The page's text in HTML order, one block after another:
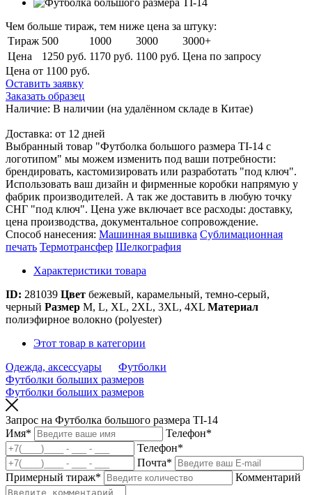
Чем больше тираж, тем ниже цена за штуку:
Тираж 500 1000 3000
3000+
Цена
1250 руб. 1170 руб. 1100 руб. Цена по запросу
Цена от 1100 руб.
Оставить заявку
Заказать образец
Наличие: В наличии (на удалённом складе в Китае)
Доставка: от 12 дней
Выбранный товар "Футболка большого размера TI-14 с
логотипом" мы можем изменить под ваши потребности:
брендировать, кастомизировать или разработать "под ключ".
Использовать ваш дизайн и фирменные коробки напрямую у
фабрик производителей. А так же доставить в любую точку
СНГ "под ключ". Цена уже включает все расходы: доставку,
цена производства, документальное сопровождение.
Способ нанесения: Машинная вышивка Сублимационная
печать Термотрансфер Шелкография
Характеристики товара
ID: 281039 Цвет бежевый, карамельный, темно-серый,
черный Размер M, L, XL, 2XL, 3XL, 4XL Материал
полиэфирное волокно (polyester)
Этот товар в категории
Одежда, аксессуары
Футболки
Футболки больших размеров
Футболки больших размеров
Запрос на Футболка большого размера TI-14
Имя* Телефон*
Телефон*
Почта*
Примерный тираж* Комментарий